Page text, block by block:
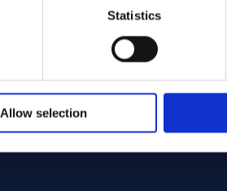
Statistics
Allow selection